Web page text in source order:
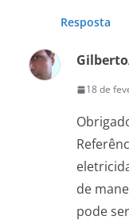
Resposta
Gilberto
18 de
de
pode